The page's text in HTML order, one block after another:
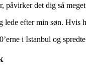
påvirker det dig så
lede efter min søn. Hvis
i Istanbul og